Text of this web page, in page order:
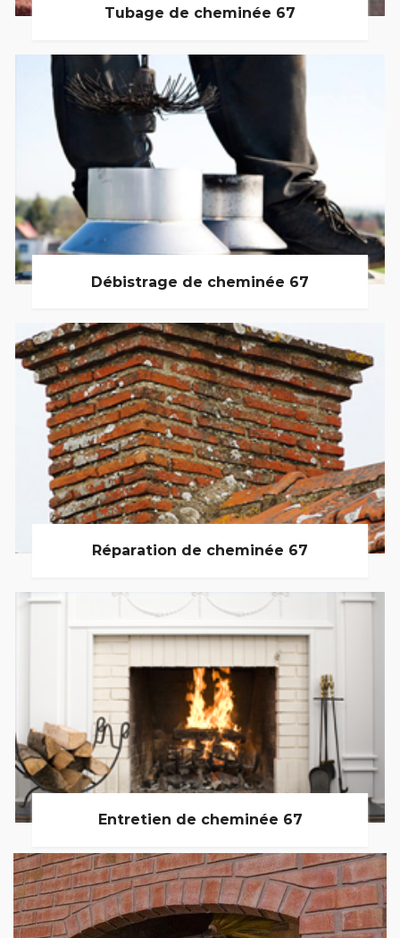
Tubage de cheminée 67
Débistrage de cheminée 67
Réparation de cheminée 67
Entretien de cheminée 67